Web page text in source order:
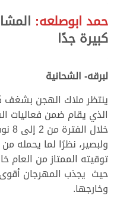
حمد ابوصلعه:
كبيرة جدًا
لبرقه- الشحانية
ينتظر ملاك الهجن بشغف
الذي يقام ضمن فعاليات
ولبصير، نظرًا لما يحمله
توقيته الممتاز من العام
حيث يجذب المهرجان
وخارجها.